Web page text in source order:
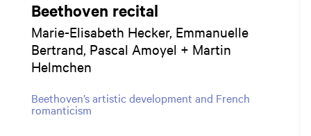
Beethoven recital
Marie-Elisabeth Hecker, Emmanuelle
Bertrand, Pascal Amoyel + Martin
Helmchen
Beethoven’s artistic development and French
romanticism